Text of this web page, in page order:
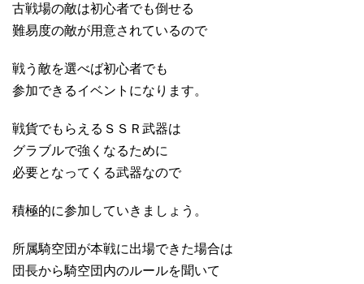
古戦場の敵は初心者でも倒せる
難易度の敵が用意されているので
戦う敵を選べば初心者でも
参加できるイベントになります。
戦貨でもらえるＳＳＲ武器は
グラブルで強くなるために
必要となってくる武器なので
積極的に参加していきましょう。
所属騎空団が本戦に出場できた場合は
団長から騎空団内のルールを聞いて